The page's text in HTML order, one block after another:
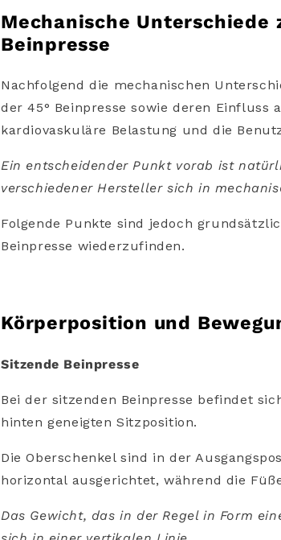
Mechanische Unterschiede
Beinpresse
Nachfolgend die mechanischen
der 45° Beinpresse sowie deren
kardiovaskuläre Belastung und die
Ein entscheidender Punkt vorab ist
verschiedener Hersteller sich in
Folgende Punkte sind jedoch
Beinpresse wiederzufinden.
Körperposition und
Sitzende Beinpresse
Bei der sitzenden Beinpresse befindet
hinten geneigten Sitzposition.
Die Oberschenkel sind in der
horizontal ausgerichtet, während die
Das Gewicht, das in der Regel in Form